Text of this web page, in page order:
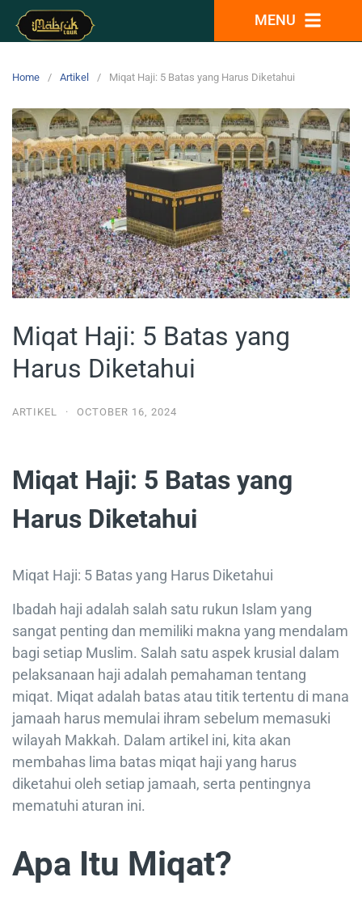
MENU
Home Artikel Miqat Haji: 5 Batas yang Harus Diketahui
Miqat Haji: 5 Batas yang
Harus Diketahui
ARTIKEL · OCTOBER 16, 2024
Miqat Haji: 5 Batas yang
Harus Diketahui
Miqat Haji: 5 Batas yang Harus Diketahui
Ibadah haji adalah salah satu rukun Islam yang
sangat penting dan memiliki makna yang mendalam
bagi setiap Muslim. Salah satu aspek krusial dalam
pelaksanaan haji adalah pemahaman tentang
miqat. Miqat adalah batas atau titik tertentu di mana
jamaah harus memulai ihram sebelum memasuki
wilayah Makkah. Dalam artikel ini, kita akan
membahas lima batas miqat haji yang harus
diketahui oleh setiap jamaah, serta pentingnya
mematuhi aturan ini.
Apa Itu Miqat?